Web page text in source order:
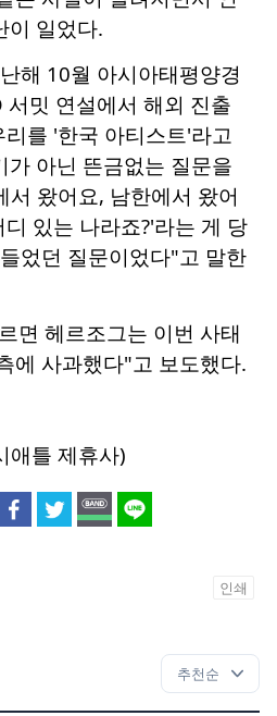
이 일었다.
해 10월 아시아태평양경
서밋 연설에서 해외 진출
를 '한국 아티스트'라고
가 아닌 뜬금없는 질문을
왔어요, 남한에서 왔어
있는 나라죠?'라는 게 당
었던 질문이었다"고 말한
면 헤르조그는 이번 사태
에 사과했다"고 보도했다.
애틀 제휴사)
인쇄